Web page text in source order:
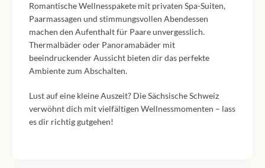
Romantische Wellnesspakete mit privaten Spa-Suiten,
Paarmassagen und stimmungsvollen Abendessen
machen den Aufenthalt für Paare unvergesslich.
Thermalbäder oder Panoramabäder mit
beeindruckender Aussicht bieten dir das perfekte
Ambiente zum Abschalten.
Lust auf eine kleine Auszeit? Die Sächsische Schweiz
verwöhnt dich mit vielfältigen Wellnessmomenten – lass
es dir richtig gutgehen!